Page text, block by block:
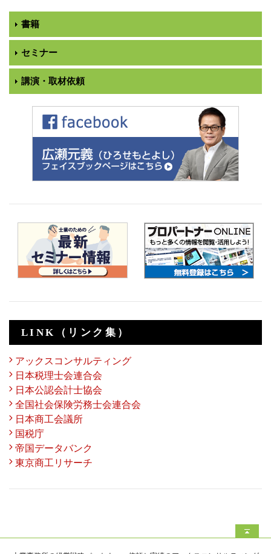
書籍
セミナー
講演・取材依頼
LINK（リンク集）
アックスコンサルティング
日本税理士会連合会
日本公認会計士協会
全国社会保険労務士会連合会
日本商工会議所
国税庁
帝国データバンク
東京商工リサーチ